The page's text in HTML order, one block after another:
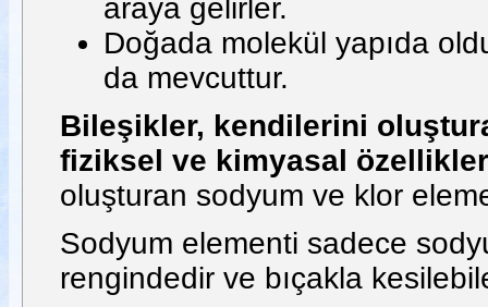
araya gelirler.
Doğada molekül yapıda
da mevcuttur.
Bileşikler, kendilerini
fiziksel ve kimyasal
oluşturan sodyum ve klor
Sodyum elementi sadece
rengindedir ve bıçakla